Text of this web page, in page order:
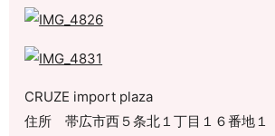
CRUZE import plaza
住所 帯広市西５条北１丁目１６番地１